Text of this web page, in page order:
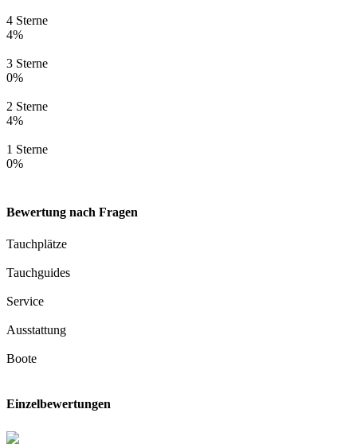
4 Sterne
4%
3 Sterne
0%
2 Sterne
4%
1 Sterne
0%
Bewertung nach Fragen
Tauchplätze
Tauchguides
Service
Ausstattung
Boote
Einzelbewertungen